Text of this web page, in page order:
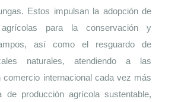
Estos impulsan la adopción de
agrícolas para la conservación y
así como el resguardo de
naturales, atendiendo a las
comercio internacional cada vez más
de producción agrícola sustentable,